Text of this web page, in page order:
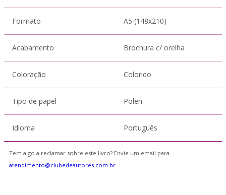
Formato A5 (148x210)
Acabamento Brochura c/ orelha
Coloração Colorido
Tipo de papel Polen
Idioma Português
Tem algo a reclamar sobre este livro? Envie um email para
atendimento@clubedeautores.com.br